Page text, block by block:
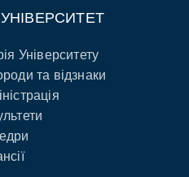
Університету
та відзнаки